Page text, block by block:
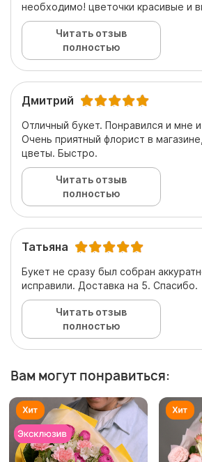
необходимо! цветочки красивые и
Читать отзыв
полностью
Дмитрий
Отличный букет. Понравился и мне
Очень приятный флорист в
цветы. Быстро.
Читать отзыв
полностью
Татьяна
Букет не сразу был собран
исправили. Доставка на 5. Спасибо.
Читать отзыв
полностью
Вам могут понравиться: